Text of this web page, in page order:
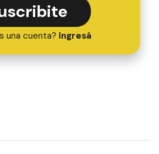
una cuenta? Ingresá